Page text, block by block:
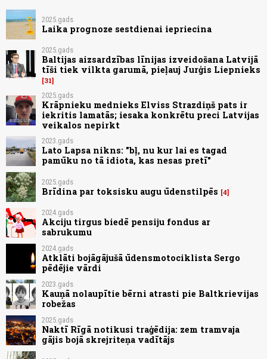
2025.gads
Laika prognoze sestdienai iepriecina
2025.gads
Baltijas aizsardzības līnijas izveidošana Latvijā
tīši tiek vilkta garumā, pieļauj Jurģis Liepnieks
31
2025.gads
Krāpnieku mednieks Elviss Strazdiņš pats ir
iekritis lamatās; iesaka konkrētu preci Latvijas
veikalos nepirkt
2023.gads
Lato Lapsa nikns: "bļ, nu kur lai es tagad
pamūku no tā idiota, kas nesas pretī"
2025.gads
Brīdina par toksisku augu ūdenstilpēs 4
2024.gads
Akciju tirgus biedē pensiju fondus ar
sabrukumu
2024.gads
Atklāti bojāgājušā ūdensmotociklista Sergo
pēdējie vārdi
2023.gads
Kauņā nolaupītie bērni atrasti pie Baltkrievijas
robežas
2025.gads
Naktī Rīgā notikusi traģēdija: zem tramvaja
gājis bojā skrejriteņa vadītājs